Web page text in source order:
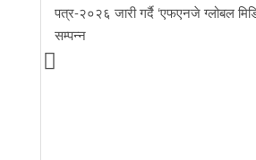
पत्र-२०२६ जारी गर्दै ‘एफएनजे ग्लोबल
सम्पन्न